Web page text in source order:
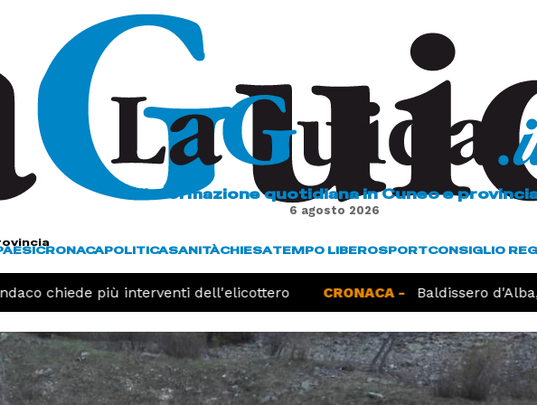
L'informazione quotidiana in Cuneo e
6 agosto 2026
CRONACAPOLITICASANITÀCHIESATEMPO LIBEROSPORTCONSIGLIO
chiede più interventi dell'elicottero CRONACA - Baldissero d'Alba,